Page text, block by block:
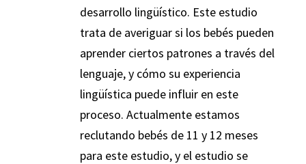
desarrollo lingüístico. Este estudio
trata de averiguar si los bebés pueden
aprender ciertos patrones a través del
lenguaje, y cómo su experiencia
lingüística puede influir en este
proceso. Actualmente estamos
reclutando bebés de 11 y 12 meses
para este estudio, y el estudio se